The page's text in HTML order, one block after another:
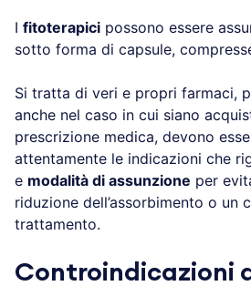
I fitoterapici possono essere
sotto forma di capsule,
Si tratta di veri e propri farmaci,
anche nel caso in cui siano
prescrizione medica, devono
attentamente le indicazioni che
e modalità di assunzione per
riduzione dell’assorbimento o un
trattamento.
Controindicazioni